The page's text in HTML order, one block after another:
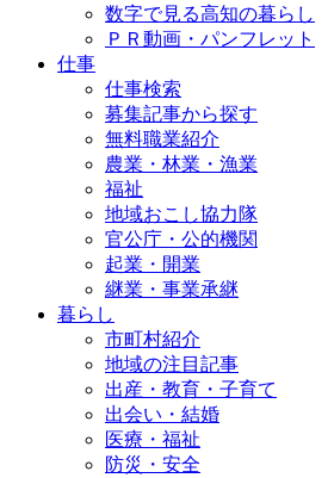
数字で見る高知の暮らし
ＰＲ動画・パンフレット
仕事
仕事検索
募集記事から探す
無料職業紹介
農業・林業・漁業
福祉
地域おこし協力隊
官公庁・公的機関
起業・開業
継業・事業承継
暮らし
市町村紹介
地域の注目記事
出産・教育・子育て
出会い・結婚
医療・福祉
防災・安全